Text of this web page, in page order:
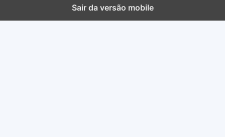
Sair da versão mobile